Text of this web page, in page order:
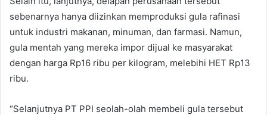
sebenarnya hanya diizinkan memproduksi gula rafinasi
untuk industri makanan, minuman, dan farmasi. Namun,
gula mentah yang mereka impor dijual ke masyarakat
dengan harga Rp16 ribu per kilogram, melebihi HET Rp13
ribu.
“Selanjutnya PT PPI seolah-olah membeli gula tersebut